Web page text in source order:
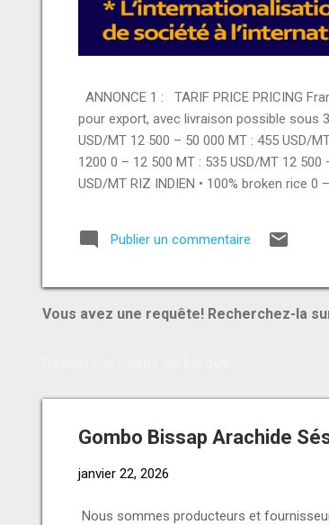
ANNONCE 1 : TARIF PRICE PRICING
pour export, avec livraison possible sous
USD/MT 12 500 – 50 000 MT : 455 USD/
1200 0 – 12 500 MT : 535 USD/MT 12
USD/MT RIZ INDIEN • 100% broken rice
000 MT : 420 USD/MT PRODUITS
USD/MT • Brazilian whole chicken : 3000
Publier un commentaire
Vous avez une requête! Recherchez-la
Gombo Bissap Arachide
janvier 22, 2026
Nous sommes producteurs et